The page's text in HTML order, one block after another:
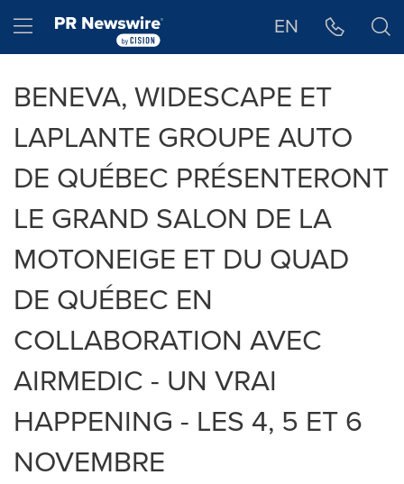
Hamburger menu EN
BENEVA, WIDESCAPE ET
LAPLANTE GROUPE AUTO
DE QUÉBEC PRÉSENTERONT
LE GRAND SALON DE LA
MOTONEIGE ET DU QUAD
DE QUÉBEC EN
COLLABORATION AVEC
AIRMEDIC - UN VRAI
HAPPENING - LES 4, 5 ET 6
NOVEMBRE